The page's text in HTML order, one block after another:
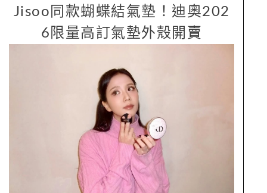
Jisoo同款蝴蝶結氣墊！迪奧202
6限量高訂氣墊外殼開賣